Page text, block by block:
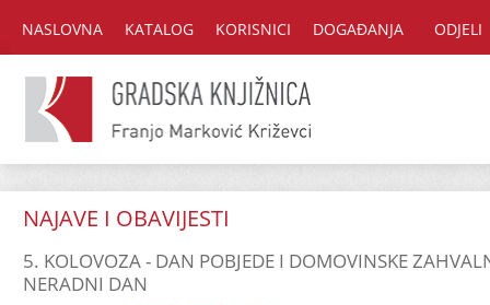
NASLOVNA KATALOG KORISNICI DOGAĐANJA ODJELI
NAJAVE I OBAVIJESTI
5. KOLOVOZA - DAN POBJEDE I DOMOVINSKE
NERADNI DAN